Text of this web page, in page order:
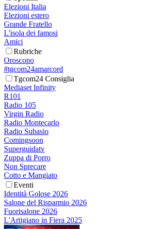
Elezioni Italia
Elezioni estero
Grande Fratello
L'isola dei famosi
Amici
Rubriche
Oroscopo
#tgcom24amarcord
Tgcom24 Consiglia
Mediaset Infinity
R101
Radio 105
Virgin Radio
Radio Montecarlo
Radio Subasio
Comingsoon
Superguidatv
Zuppa di Porro
Non Sprecare
Cotto e Mangiato
Eventi
Identità Golose 2026
Salone del Risparmio 2026
Fuorisalone 2026
L'Artigiano in Fiera 2025